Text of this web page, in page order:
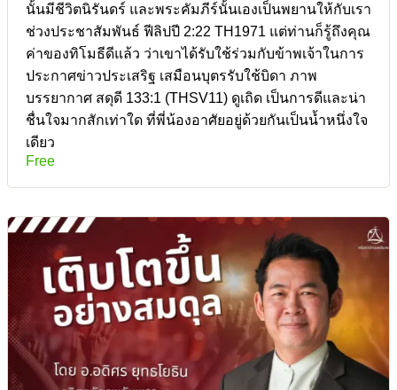
นั้นมีชีวิตนิรันดร์ และพระคัมภีร์นั้นเองเป็นพยานให้กับเรา
ช่วงประชาสัมพันธ์ ฟีลิปปี 2:22 TH1971 แต่ท่านก็รู้ถึงคุณ
ค่าของทิโมธีดีแล้ว ว่าเขาได้รับใช้ร่วมกับข้าพเจ้าในการ
ประกาศข่าวประเสริฐ เสมือนบุตรรับใช้บิดา ภาพ
บรรยากาศ สดุดี 133:1 (THSV11) ดูเถิด เป็นการดีและน่า
ชื่นใจมากสักเท่าใด ที่พี่น้องอาศัยอยู่ด้วยกันเป็นน้ำหนึ่งใจ
เดียว
Free